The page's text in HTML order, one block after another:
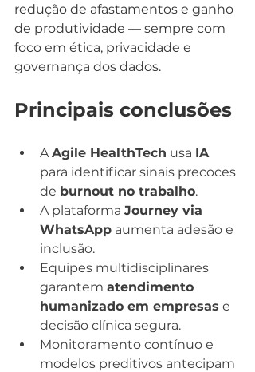
redução de afastamentos e ganho
de produtividade — sempre com
foco em ética, privacidade e
governança dos dados.
Principais conclusões
A Agile HealthTech usa IA
para identificar sinais precoces
de burnout no trabalho.
A plataforma Journey via
WhatsApp aumenta adesão e
inclusão.
Equipes multidisciplinares
garantem atendimento
humanizado em empresas e
decisão clínica segura.
Monitoramento contínuo e
modelos preditivos antecipam